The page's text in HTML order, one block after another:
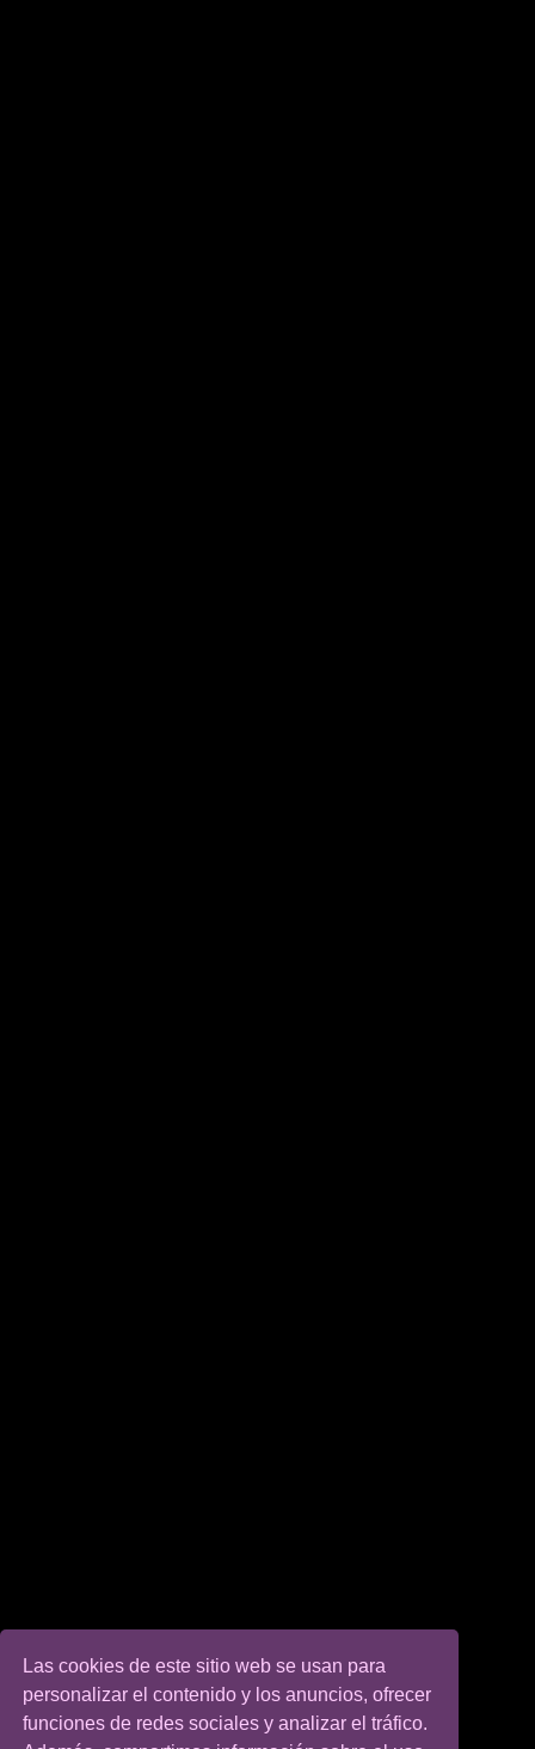
Las cookies de este sitio web se usan para
personalizar el contenido y los anuncios, ofrecer
funciones de redes sociales y analizar el tráfico.